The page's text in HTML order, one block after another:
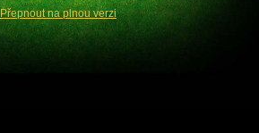
Přepnout na plnou verzi